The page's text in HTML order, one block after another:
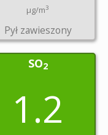
µg/m3
Pył zawieszony
SO2
1.2